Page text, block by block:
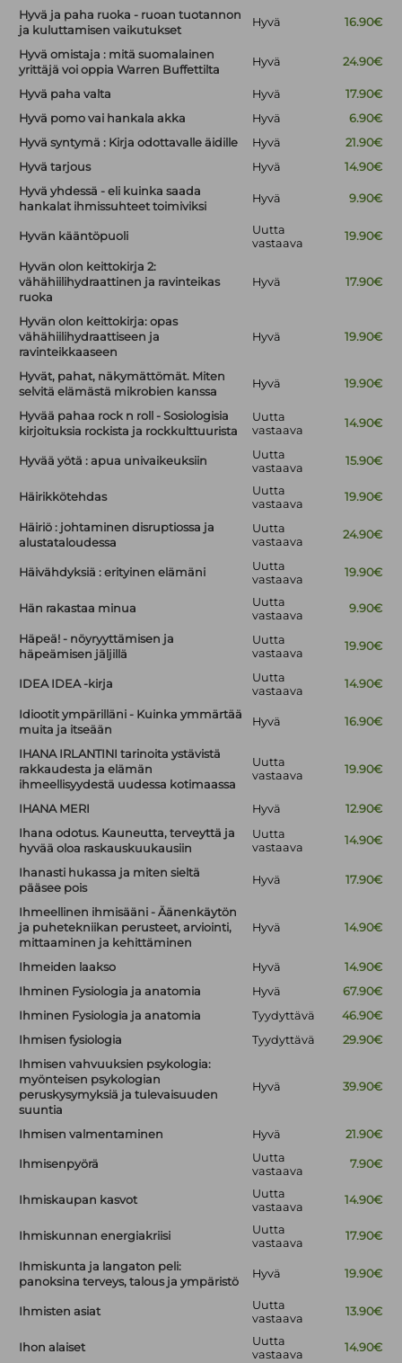
Hyvä ja paha ruoka - ruoan tuotannon
ja kuluttamisen vaikutukset
Hyvä 16.90€
Hyvä omistaja : mitä suomalainen
yrittäjä voi oppia Warren Buffettilta
Hyvä 24.90€
Hyvä paha valta Hyvä
17.90€
Hyvä pomo vai hankala akka
Hyvä
6.90€
Hyvä syntymä : Kirja odottavalle äidille
Hyvä
21.90€
Hyvä tarjous
Hyvä
14.90€
Hyvä yhdessä - eli kuinka saada
hankalat ihmissuhteet toimiviksi
Hyvä 9.90€
Hyvän kääntöpuoli
Uutta
vastaava
19.90€
Hyvän olon keittokirja 2:
vähähiilihydraattinen ja ravinteikas
ruoka
Hyvä 17.90€
Hyvän olon keittokirja: opas
vähähiilihydraattiseen ja
ravinteikkaaseen
Hyvä 19.90€
Hyvät, pahat, näkymättömät. Miten
selvitä elämästä mikrobien kanssa
Hyvä 19.90€
Hyvää pahaa rock n roll - Sosiologisia
kirjoituksia rockista ja rockkulttuurista
Uutta
vastaava
14.90€
Hyvää yötä : apua univaikeuksiin
Uutta
vastaava
15.90€
Häirikkötehdas
Uutta
vastaava
19.90€
Häiriö : johtaminen disruptiossa ja
alustataloudessa
Uutta
vastaava
24.90€
Häivähdyksiä : erityinen elämäni
Uutta
vastaava
19.90€
Hän rakastaa minua
Uutta
vastaava
9.90€
Häpeä! - nöyryyttämisen ja
häpeämisen jäljillä
Uutta
vastaava
19.90€
IDEA IDEA -kirja
Uutta
vastaava
14.90€
Idiootit ympärilläni - Kuinka ymmärtää
muita ja itseään
Hyvä 16.90€
IHANA IRLANTINI tarinoita ystävistä
rakkaudesta ja elämän
ihmeellisyydestä uudessa kotimaassa
Uutta
vastaava
19.90€
IHANA MERI Hyvä
12.90€
Ihana odotus. Kauneutta, terveyttä ja
hyvää oloa raskauskuukausiin
Uutta
vastaava
14.90€
Ihanasti hukassa ja miten sieltä
pääsee pois
Hyvä 17.90€
Ihmeellinen ihmisääni - Äänenkäytön
ja puhetekniikan perusteet, arviointi,
mittaaminen ja kehittäminen
Hyvä 14.90€
Ihmeiden laakso Hyvä
14.90€
Ihminen Fysiologia ja anatomia
Hyvä
67.90€
Ihminen Fysiologia ja anatomia
Tyydyttävä
46.90€
Ihmisen fysiologia
Tyydyttävä
29.90€
Ihmisen vahvuuksien psykologia:
myönteisen psykologian
peruskysymyksiä ja tulevaisuuden
suuntia
Hyvä 39.90€
Ihmisen valmentaminen Hyvä 21.90€
Ihmisenpyörä
Uutta
vastaava
7.90€
Ihmiskaupan kasvot
Uutta
vastaava
14.90€
Ihmiskunnan energiakriisi
Uutta
vastaava
17.90€
Ihmiskunta ja langaton peli:
panoksina terveys, talous ja ympäristö
Hyvä 19.90€
Ihmisten asiat
Uutta
vastaava
13.90€
Ihon alaiset
Uutta
vastaava
14.90€